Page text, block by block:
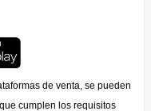
de venta, se pueden
cumplen los requisitos